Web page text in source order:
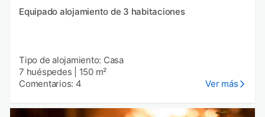
Equipado alojamiento de 3 habitaciones
Tipo de alojamiento: Casa
7 huéspedes
150 m²
Comentarios: 4
Ver más